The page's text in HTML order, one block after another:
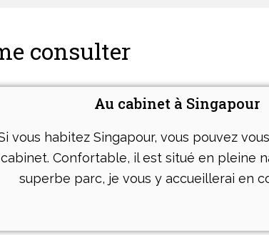
consulter
Au cabinet à Singapour
vous habitez Singapour, vous pouvez
cabinet. Confortable, il est situé en pleine
superbe parc, je vous y accueillerai en